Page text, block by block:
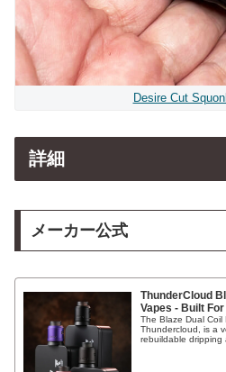
Desire Cut
詳細
メーカー公式
ThunderCloud
Vapes - Built
The Blaze Dual
Thundercloud, is a
rebuildable dripping